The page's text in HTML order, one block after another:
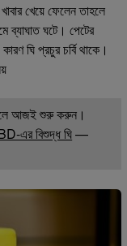
খেয়ে ফেলেন তাহলে
ব্যাঘাত ঘটে। পেটের
ঘি প্রচুর চর্বি থাকে।
আজই শুরু করুন।
এর বিশুদ্ধ ঘি—